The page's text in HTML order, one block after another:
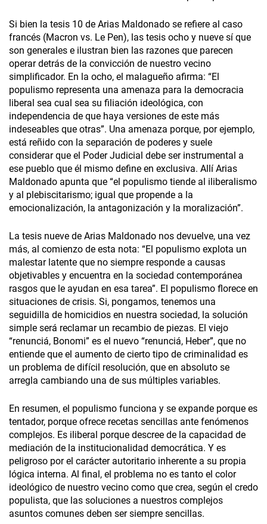
Si bien la tesis 10 de Arias Maldonado se refiere al caso
francés (Macron vs. Le Pen), las tesis ocho y nueve sí que
son generales e ilustran bien las razones que parecen
operar detrás de la convicción de nuestro vecino
simplificador. En la ocho, el malagueño afirma: “El
populismo representa una amenaza para la democracia
liberal sea cual sea su filiación ideológica, con
independencia de que haya versiones de este más
indeseables que otras”. Una amenaza porque, por ejemplo,
está reñido con la separación de poderes y suele
considerar que el Poder Judicial debe ser instrumental a
ese pueblo que él mismo define en exclusiva. Allí Arias
Maldonado apunta que “el populismo tiende al iliberalismo
y al plebiscitarismo; igual que propende a la
emocionalización, la antagonización y la moralización”.
La tesis nueve de Arias Maldonado nos devuelve, una vez
más, al comienzo de esta nota: “El populismo explota un
malestar latente que no siempre responde a causas
objetivables y encuentra en la sociedad contemporánea
rasgos que le ayudan en esa tarea”. El populismo florece en
situaciones de crisis. Si, pongamos, tenemos una
seguidilla de homicidios en nuestra sociedad, la solución
simple será reclamar un recambio de piezas. El viejo
“renunciá, Bonomi” es el nuevo “renunciá, Heber”, que no
entiende que el aumento de cierto tipo de criminalidad es
un problema de difícil resolución, que en absoluto se
arregla cambiando una de sus múltiples variables.
En resumen, el populismo funciona y se expande porque es
tentador, porque ofrece recetas sencillas ante fenómenos
complejos. Es iliberal porque descree de la capacidad de
mediación de la institucionalidad democrática. Y es
peligroso por el carácter autoritario inherente a su propia
lógica interna. Al final, el problema no es tanto el color
ideológico de nuestro vecino como que crea, según el credo
populista, que las soluciones a nuestros complejos
asuntos comunes deben ser siempre sencillas.